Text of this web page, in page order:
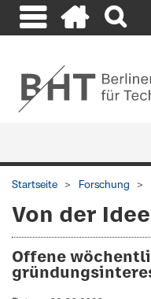
Startseite Forschung
Von der
Offene